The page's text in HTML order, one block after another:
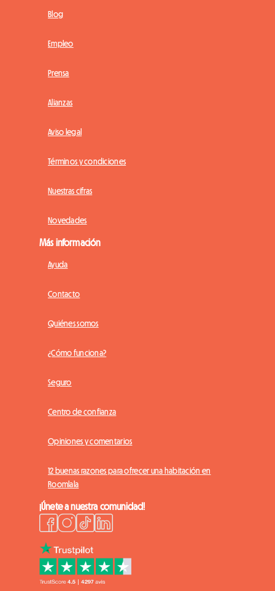
Blog
Empleo
Prensa
Alianzas
Aviso legal
Términos y condiciones
Nuestras cifras
Novedades
Más información
Ayuda
Contacto
Quiénes somos
¿Cómo funciona?
Seguro
Centro de confianza
Opiniones y comentarios
12 buenas razones para ofrecer una habitación en
Roomlala
¡Únete a nuestra comunidad!